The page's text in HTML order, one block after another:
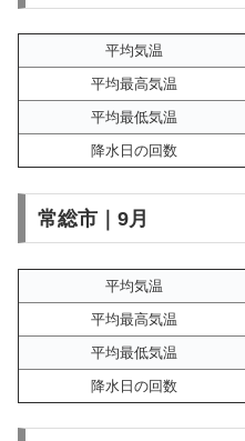
平均気温
平均最高気温
平均最低気温
降水日の回数
常総市｜9月
平均気温
平均最高気温
平均最低気温
降水日の回数